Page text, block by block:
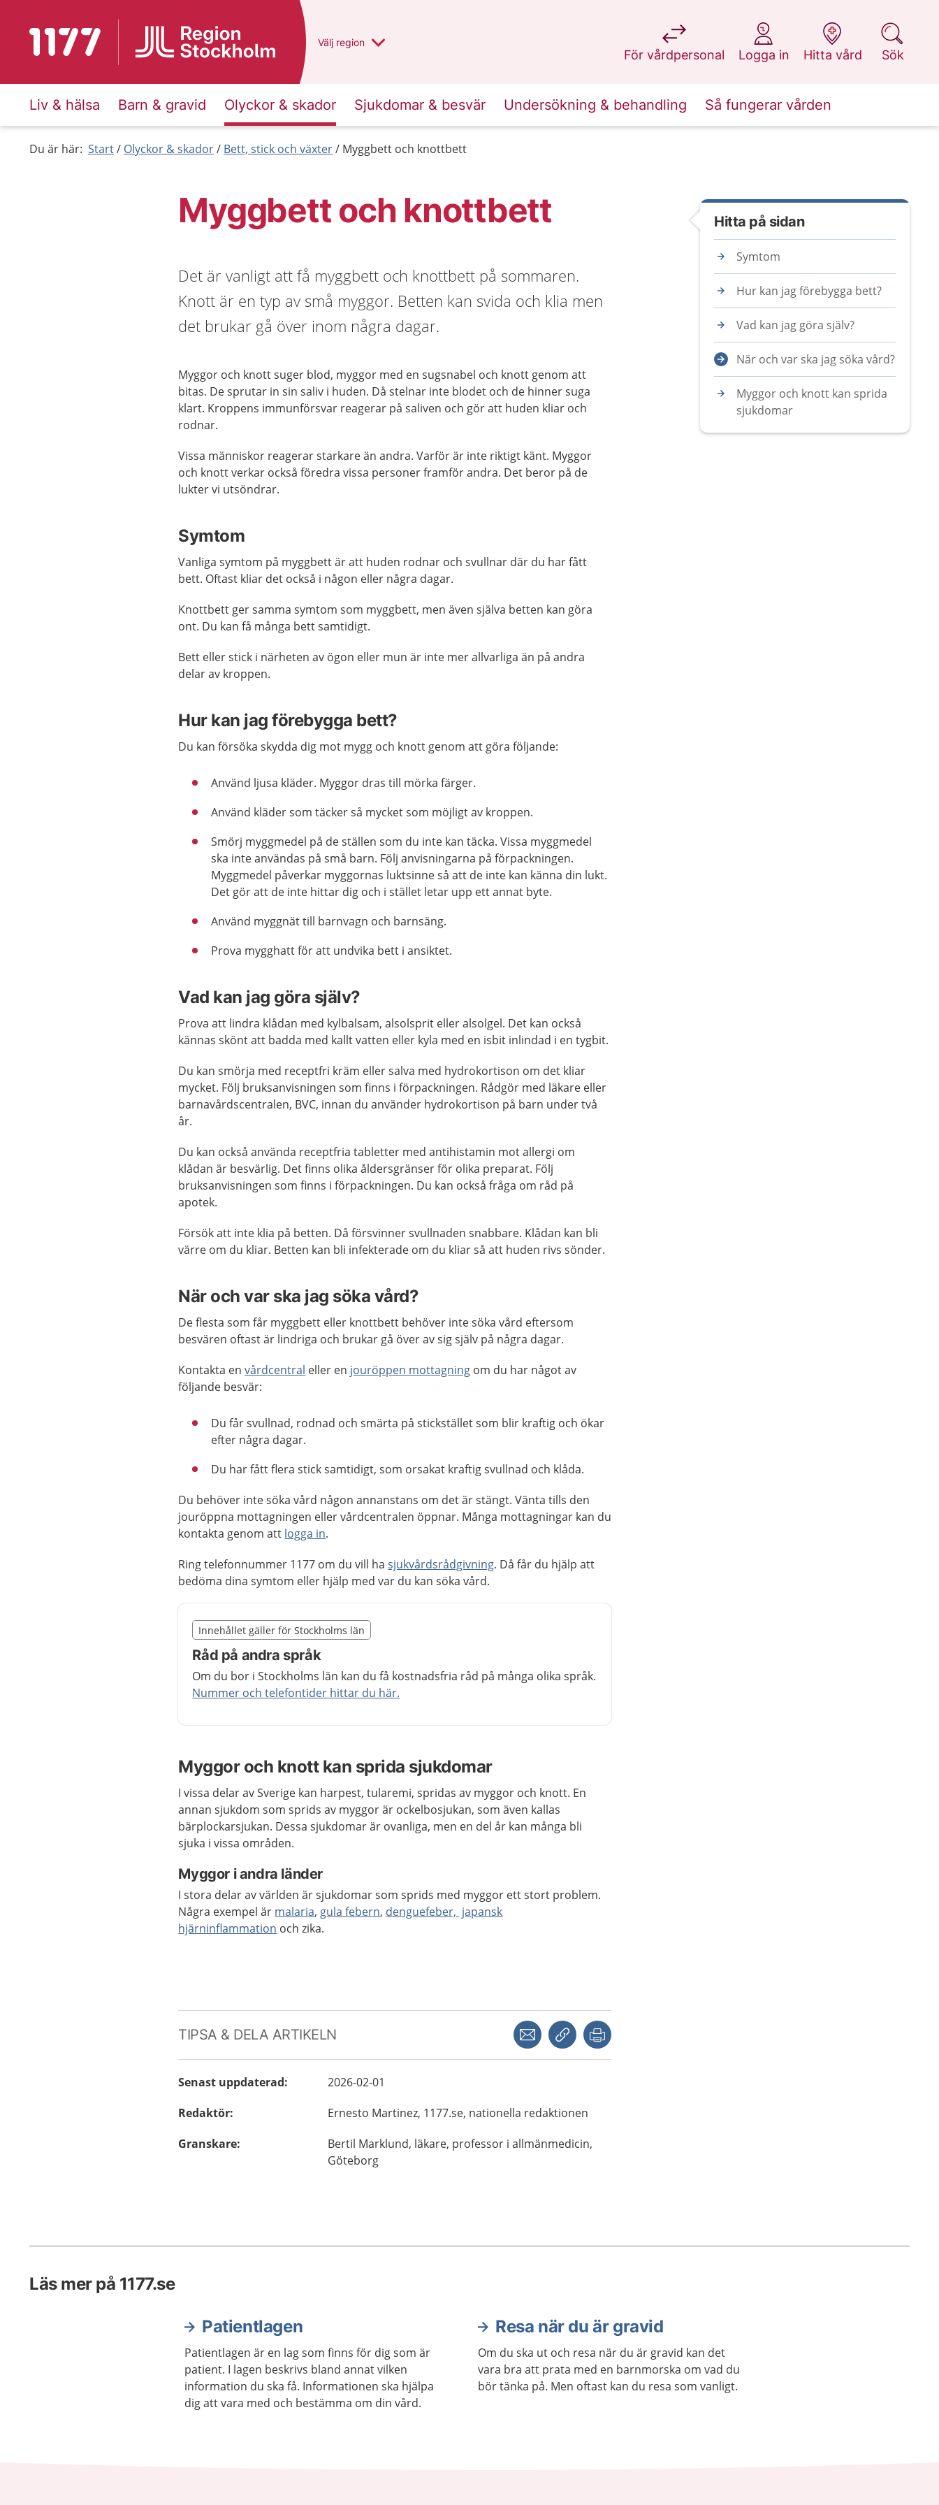
Till startsidan för 1177 Du har valt region
Välj en annan
region
För vårdpersonal
på 1177.se
Logga in
på 1177.se
Hitta vård
på 1177.se
Sök
på 1177.se
Liv & hälsa Barn & gravid Olyckor & skador Sjukdomar & besvär Undersökning & behandling Så fungerar vården
Du är här: Start Olyckor & skador Bett, stick och växter Myggbett och knottbett
Myggbett och knottbett
Det är vanligt att få myggbett och knottbett på sommaren.
Knott är en typ av små myggor. Betten kan svida och klia men
det brukar gå över inom några dagar.
Myggor och knott suger blod, myggor med en sugsnabel och knott genom att
bitas. De sprutar in sin saliv i huden. Då stelnar inte blodet och de hinner suga
klart. Kroppens immunförsvar reagerar på saliven och gör att huden kliar och
rodnar.
Vissa människor reagerar starkare än andra. Varför är inte riktigt känt. Myggor
och knott verkar också föredra vissa personer framför andra. Det beror på de
lukter vi utsöndrar.
Symtom
Vanliga symtom på myggbett är att huden rodnar och svullnar där du har fått
bett. Oftast kliar det också i någon eller några dagar.
Knottbett ger samma symtom som myggbett, men även själva betten kan göra
ont. Du kan få många bett samtidigt.
Bett eller stick i närheten av ögon eller mun är inte mer allvarliga än på andra
delar av kroppen.
Hur kan jag förebygga bett?
Du kan försöka skydda dig mot mygg och knott genom att göra följande:
Använd ljusa kläder. Myggor dras till mörka färger.
Använd kläder som täcker så mycket som möjligt av kroppen.
Smörj myggmedel på de ställen som du inte kan täcka. Vissa myggmedel
ska inte användas på små barn. Följ anvisningarna på förpackningen.
Myggmedel påverkar myggornas luktsinne så att de inte kan känna din lukt.
Det gör att de inte hittar dig och i stället letar upp ett annat byte.
Använd myggnät till barnvagn och barnsäng.
Prova mygghatt för att undvika bett i ansiktet.
Vad kan jag göra själv?
Prova att lindra klådan med kylbalsam, alsolsprit eller alsolgel. Det kan också
kännas skönt att badda med kallt vatten eller kyla med en isbit inlindad i en tygbit.
Du kan smörja med receptfri kräm eller salva med hydrokortison om det kliar
mycket. Följ bruksanvisningen som finns i förpackningen. Rådgör med läkare eller
barnavårdscentralen, BVC, innan du använder hydrokortison på barn under två
år.
Du kan också använda receptfria tabletter med antihistamin mot allergi om
klådan är besvärlig. Det finns olika åldersgränser för olika preparat. Följ
bruksanvisningen som finns i förpackningen. Du kan också fråga om råd på
apotek.
Försök att inte klia på betten. Då försvinner svullnaden snabbare. Klådan kan bli
värre om du kliar. Betten kan bli infekterade om du kliar så att huden rivs sönder.
När och var ska jag söka vård?
De flesta som får myggbett eller knottbett behöver inte söka vård eftersom
besvären oftast är lindriga och brukar gå över av sig själv på några dagar.
Kontakta envårdcentral eller en jouröppen mottagning om du har något av
följande besvär:
Du får svullnad, rodnad och smärta på stickstället som blir kraftig och ökar
efter några dagar.
Du har fått flera stick samtidigt, som orsakat kraftig svullnad och klåda.
Du behöver inte söka vård någon annanstans om det är stängt. Vänta tills den
jouröppna mottagningen eller vårdcentralen öppnar. Många mottagningar kan du
kontakta genom att logga in.
Ring telefonnummer 1177 om du vill hasjukvårdsrådgivning. Då får du hjälp att
bedöma dina symtom eller hjälp med var du kan söka vård.
Nedan innehåll gäller region Stockholms län
Innehållet gäller för Stockholms län
Råd på andra språk
Om du bor i Stockholms län kan du få kostnadsfria råd på många olika språk.
Nummer och telefontider hittar du här.
Slut på det regionala tillägget från region Stockholms län
Myggor och knott kan sprida sjukdomar
I vissa delar av Sverige kan harpest, tularemi, spridas av myggor och knott. En
annan sjukdom som sprids av myggor är ockelbosjukan, som även kallas
bärplockarsjukan. Dessa sjukdomar är ovanliga, men en del år kan många bli
sjuka i vissa områden.
Myggor i andra länder
I stora delar av världen är sjukdomar som sprids med myggor ett stort problem.
Några exempel är malaria, gula febern, denguefeber, japansk
hjärninflammation och zika.
TIPSA & DELA ARTIKELN Dela via mejlKopiera länk
Senast uppdaterad:
2026-02-01
Redaktör: Ernesto Martinez, 1177.se, nationella redaktionen
Granskare: Bertil Marklund, läkare, professor i allmänmedicin,
Göteborg
Hitta på sidan
Symtom
Hur kan jag förebygga bett?
Vad kan jag göra själv?
När och var ska jag söka vård?
Myggor och knott kan sprida
sjukdomar
Läs mer på 1177.se
Patientlagen
Patientlagen är en lag som finns för dig som är
patient. I lagen beskrivs bland annat vilken
information du ska få. Informationen ska hjälpa
dig att vara med och bestämma om din vård.
Resa när du är gravid
Om du ska ut och resa när du är gravid kan det
vara bra att prata med en barnmorska om vad du
bör tänka på. Men oftast kan du resa som vanligt.